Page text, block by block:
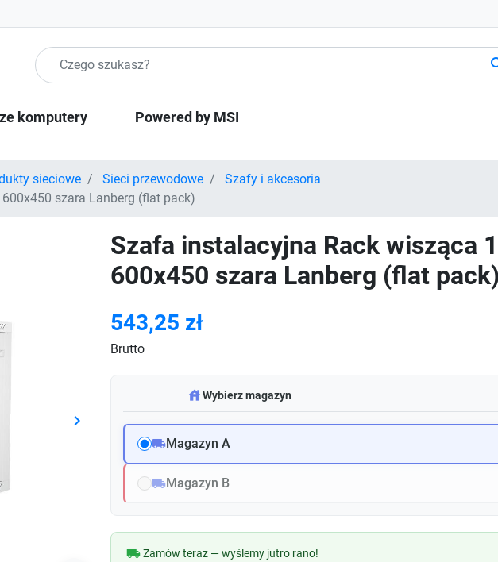
Szukaj produktow
komputery Powered by MSI
sieciowe Sieci przewodowe
Szafy i akcesoria
szara Lanberg (flat pack)
Następny
keyboard_arrow_right
Szafa instalacyjna Rack wisząca
600x450 szara Lanberg (flat pack)
543,25 zł
Brutto
warehouseWybierz magazyn
local_shippingMagazyn A
local_shippingMagazyn B
local_shippingZamów teraz — wyślemy jutro rano!